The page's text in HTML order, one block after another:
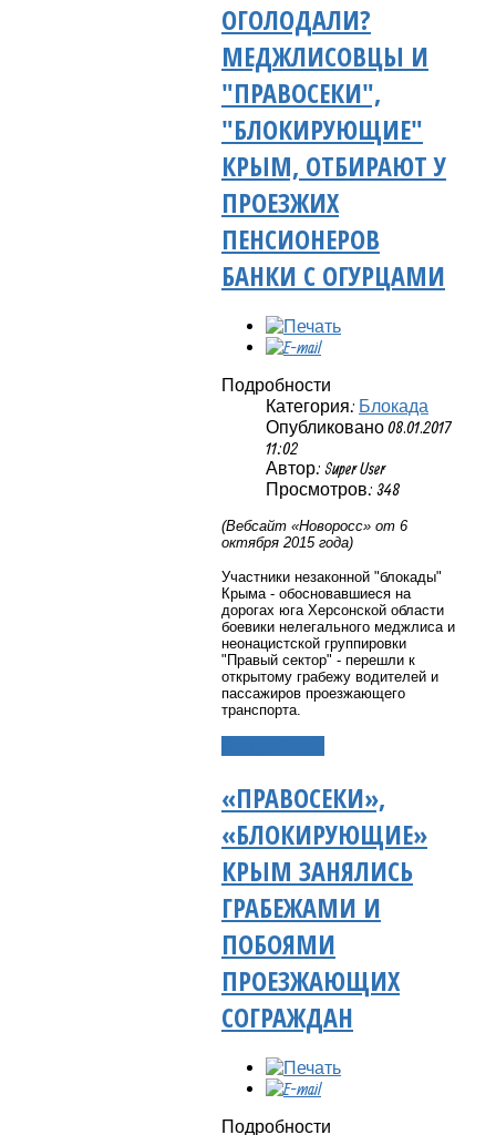
ОГОЛОДАЛИ?
МЕДЖЛИСОВЦЫ И
"ПРАВОСЕКИ",
"БЛОКИРУЮЩИЕ"
КРЫМ, ОТБИРАЮТ У
ПРОЕЗЖИХ
ПЕНСИОНЕРОВ
БАНКИ С ОГУРЦАМИ
Подробности
Категория: Блокада
Опубликовано 08.01.2017
11:02
Автор: Super User
Просмотров: 348
(Вебсайт «Новоросс» от 6
октября 2015 года)
Участники незаконной "блокады"
Крыма - обосновавшиеся на
дорогах юга Херсонской области
боевики нелегального меджлиса и
неонацистской группировки
"Правый сектор" - перешли к
открытому грабежу водителей и
пассажиров проезжающего
транспорта.
«ПРАВОСЕКИ»,
«БЛОКИРУЮЩИЕ»
КРЫМ ЗАНЯЛИСЬ
ГРАБЕЖАМИ И
ПОБОЯМИ
ПРОЕЗЖАЮЩИХ
СОГРАЖДАН
Подробности